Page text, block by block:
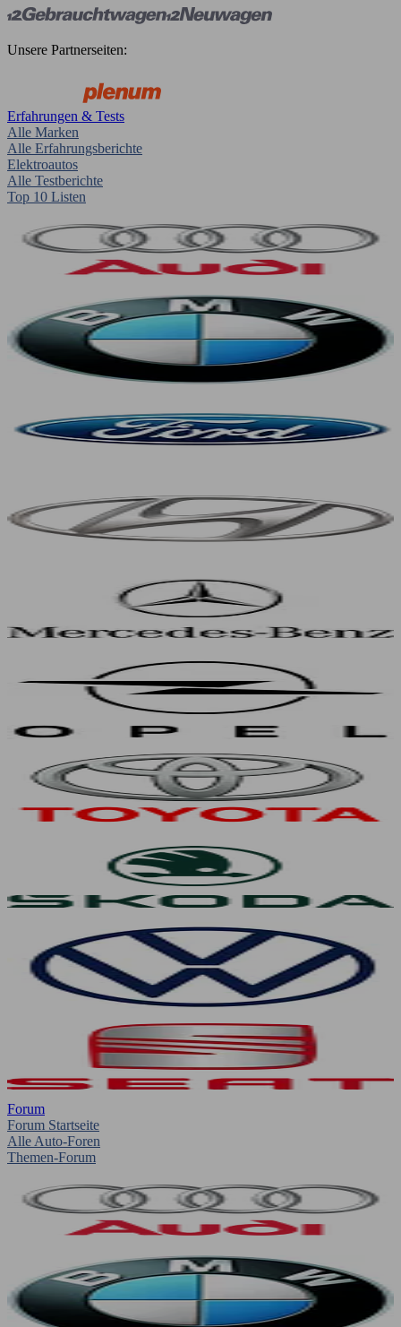
Unsere Partnerseiten:
Erfahrungen & Tests
Alle Marken
Alle Erfahrungsberichte
Elektroautos
Alle Testberichte
Top 10 Listen
Forum
Forum Startseite
Alle Auto-Foren
Themen-Forum